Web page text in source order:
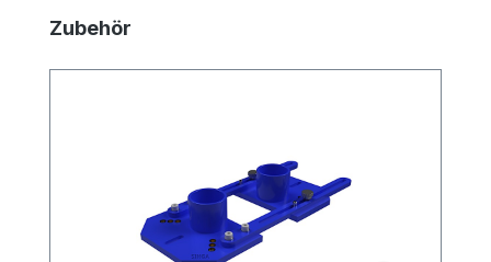
Produktgalerie überspringen
Zubehör